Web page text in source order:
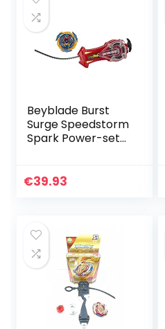
Beyblade Burst
Surge Speedstorm
Spark Power-set
Launcher en
€39.93